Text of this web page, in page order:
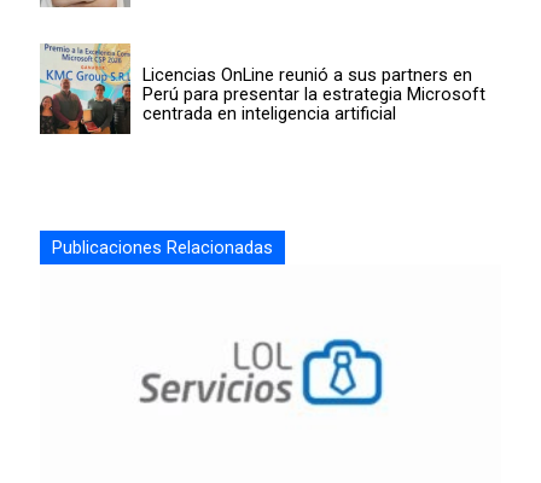
Licencias OnLine reunió a sus partners en
Perú para presentar la estrategia Microsoft
centrada en inteligencia artificial
Publicaciones Relacionadas